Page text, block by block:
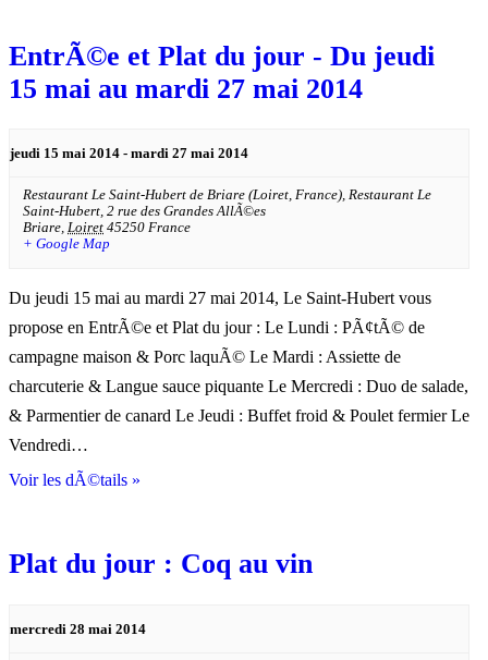
EntrÃ©e et Plat du jour - Du jeudi
15 mai au mardi 27 mai 2014
jeudi 15 mai 2014 - mardi 27 mai 2014
Restaurant Le Saint-Hubert de Briare (Loiret, France), Restaurant Le
Saint-Hubert, 2 rue des Grandes AllÃ©es
Briare, Loiret 45250 France
+ Google Map
Du jeudi 15 mai au mardi 27 mai 2014, Le Saint-Hubert vous
propose en EntrÃ©e et Plat du jour : Le Lundi : PÃ¢tÃ© de
campagne maison & Porc laquÃ© Le Mardi : Assiette de
charcuterie & Langue sauce piquante Le Mercredi : Duo de salade,
& Parmentier de canard Le Jeudi : Buffet froid & Poulet fermier Le
Vendredi…
Voir les dÃ©tails »
Plat du jour : Coq au vin
mercredi 28 mai 2014